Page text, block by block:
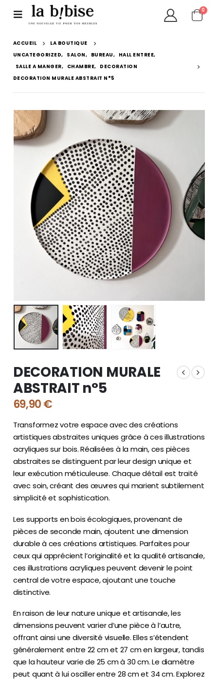
0
ACCUEIL
LA BOUTIQUE
UNCATEGORIZED, SALON, BUREAU, HALL ENTREE,
SALLE A MANGER, CHAMBRE, DECORATION
DECORATION MURALE ABSTRAIT N°5
DECORATION MURALE
ABSTRAIT n°5
69,90€
Transformez votre espace avec des créations
artistiques abstraites uniques grâce à ces illustrations
acryliques sur bois. Réalisées à la main, ces pièces
abstraites se distinguent par leur design unique et
leur exécution méticuleuse. Chaque détail est traité
avec soin, créant des œuvres qui marient subtilement
simplicité et sophistication.
Les supports en bois écologiques, provenant de
pièces de seconde main, ajoutent une dimension
durable à ces créations artistiques. Parfaites pour
ceux qui apprécient l’originalité et la qualité artisanale,
ces illustrations acryliques peuvent devenir le point
central de votre espace, ajoutant une touche
distinctive.
En raison de leur nature unique et artisanale, les
dimensions peuvent varier d’une pièce à l’autre,
offrant ainsi une diversité visuelle. Elles s’étendent
généralement entre 22 cm et 27 cm en largeur, tandis
que la hauteur varie de 25 cm à 30 cm. Le diamètre
peut quant à lui osciller entre 28 cm et 34 cm. Explorez